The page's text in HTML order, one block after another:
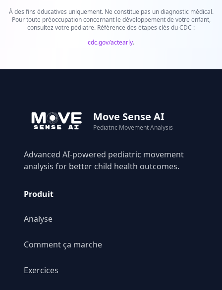
À des fins éducatives uniquement. Ne constitue pas un diagnostic médical.
Pour toute préoccupation concernant le développement de votre enfant,
consultez votre pédiatre. Référence des étapes clés du CDC :
cdc.gov/actearly.
Move Sense AI
Pediatric Movement Analysis
Advanced AI-powered pediatric movement
analysis for better child health outcomes.
Produit
Analyse
Comment ça marche
Exercices